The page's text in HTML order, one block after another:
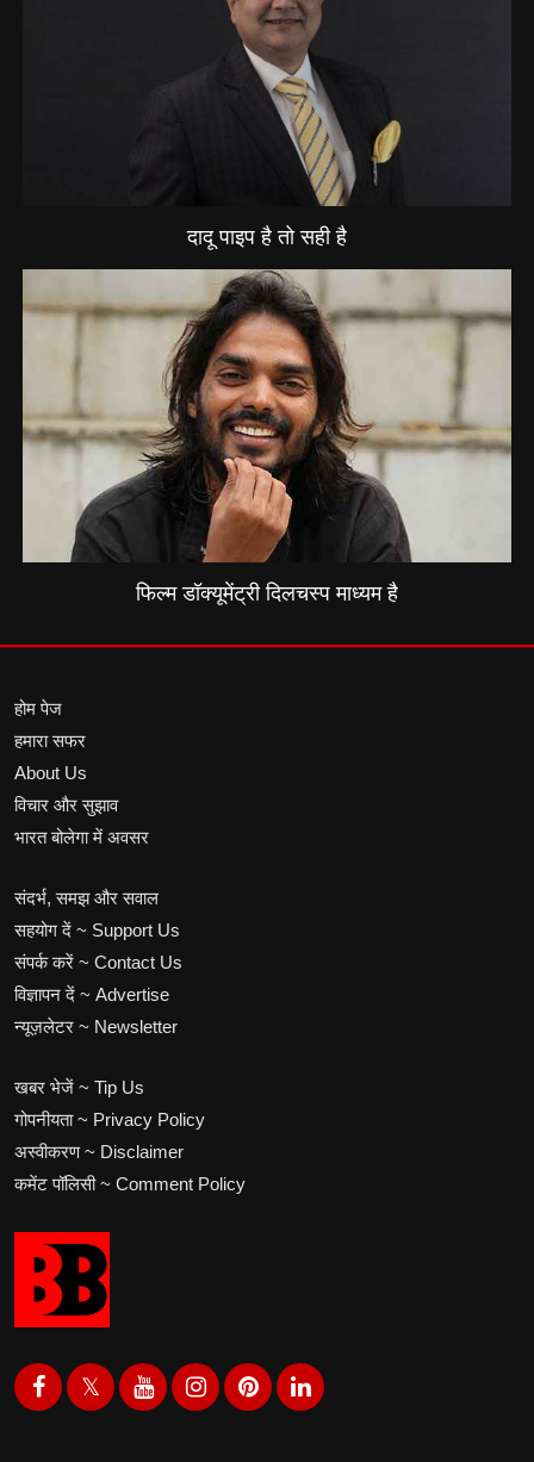
दादू पाइप है तो सही है
फिल्म डॉक्यूमेंट्री दिलचस्प माध्यम है
होम पेज
हमारा सफर
About Us
विचार और सुझाव
भारत बोलेगा में अवसर
संदर्भ, समझ और सवाल
सहयोग दें ~ Support Us
संपर्क करें ~ Contact Us
विज्ञापन दें ~ Advertise
न्यूज़लेटर ~ Newsletter
खबर भेजें ~ Tip Us
गोपनीयता ~ Privacy Policy
अस्वीकरण ~ Disclaimer
कमेंट पॉलिसी ~ Comment Policy